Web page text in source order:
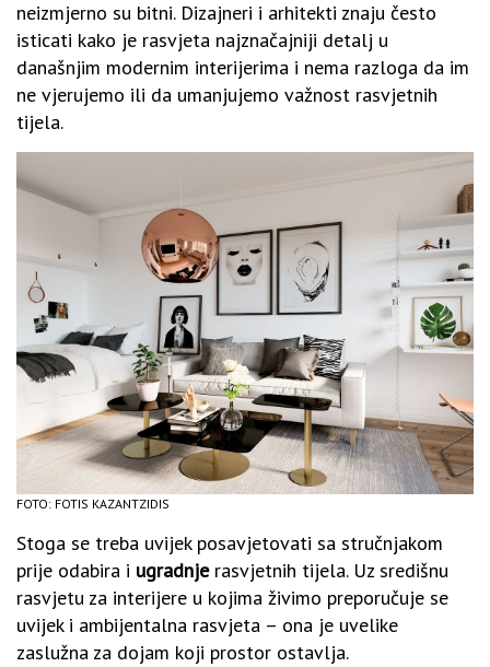
neizmjerno su bitni. Dizajneri i arhitekti znaju često
isticati kako je rasvjeta najznačajniji detalj u
današnjim modernim interijerima i nema razloga da im
ne vjerujemo ili da umanjujemo važnost rasvjetnih
tijela.
FOTO: FOTIS KAZANTZIDIS
Stoga se treba uvijek posavjetovati sa stručnjakom
prije odabira i ugradnjerasvjetnih tijela. Uz središnu
rasvjetu za interijere u kojima živimo preporučuje se
uvijek i ambijentalna rasvjeta – ona je uvelike
zaslužna za dojam koji prostor ostavlja.